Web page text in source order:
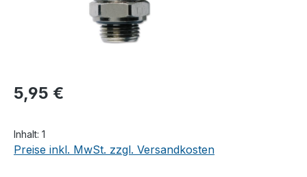
5,95 €
Inhalt: 1
Preise inkl. MwSt. zzgl. Versandkosten